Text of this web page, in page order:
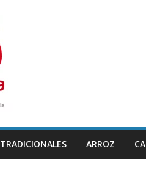
TRADICIONALES ARROZ